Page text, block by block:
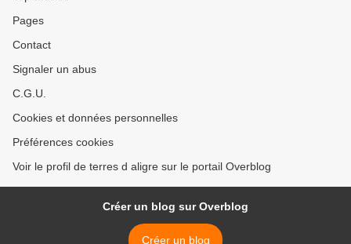
Pages
Contact
Signaler un abus
C.G.U.
Cookies et données personnelles
Préférences cookies
Voir le profil de terres d aligre sur le portail Overblog
Créer un blog sur Overblog
Créer un blog